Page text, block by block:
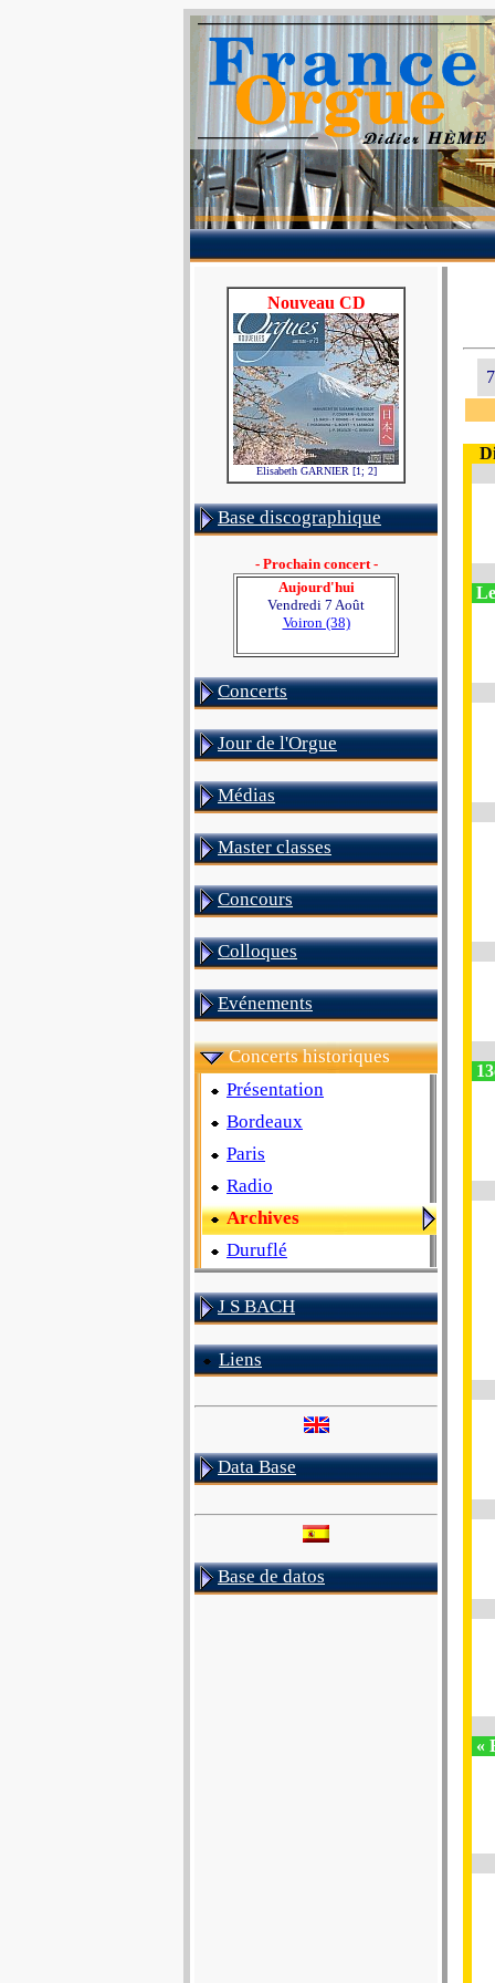
Nouveau CD
Elisabeth GARNIER [1; 2]
Base discographique
- Prochain concert -
Aujourd'hui
Vendredi 7 Août
Voiron (38)
Concerts
Jour de l'Orgue
Médias
Master classes
Concours
Colloques
Evénements
Concerts historiques
Présentation
Bordeaux
Paris
Radio
Archives
Duruflé
J S BACH
Liens
Data Base
Base de datos
«